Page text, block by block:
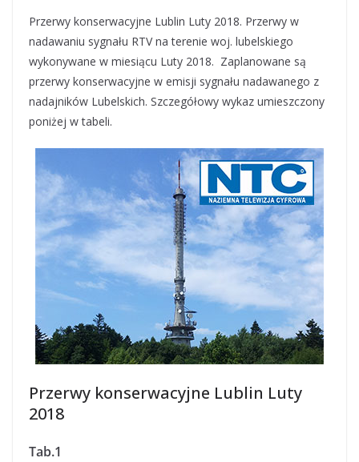
Przerwy konserwacyjne Lublin Luty 2018. Przerwy w
nadawaniu sygnału RTV na terenie woj. lubelskiego
wykonywane w miesiącu Luty 2018. Zaplanowane są
przerwy konserwacyjne w emisji sygnału nadawanego z
nadajników Lubelskich. Szczegółowy wykaz umieszczony
poniżej w tabeli.
Przerwy konserwacyjne Lublin Luty
2018
Tab.1